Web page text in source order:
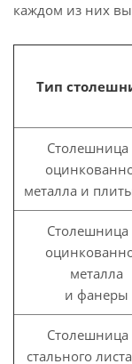
каждом из них
Тип
Столешница
металла и
Столешница
металла
и фанеры
Столешница
стального